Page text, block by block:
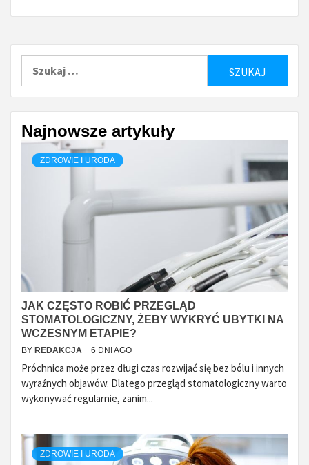
Najnowsze artykuły
ZDROWIE I URODA
JAK CZĘSTO ROBIĆ PRZEGLĄD
STOMATOLOGICZNY, ŻEBY WYKRYĆ UBYTKI NA
WCZESNYM ETAPIE?
BY REDAKCJA 6 DNI AGO
Próchnica może przez długi czas rozwijać się bez bólu i innych
wyraźnych objawów. Dlatego przegląd stomatologiczny warto
wykonywać regularnie, zanim...
ZDROWIE I URODA